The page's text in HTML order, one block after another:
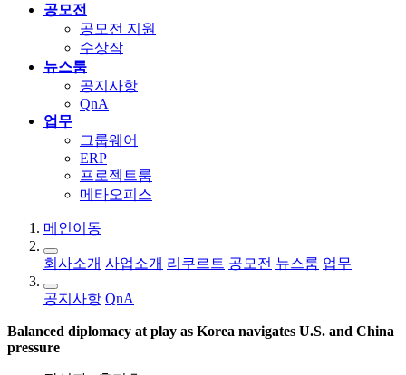
공모전
공모전 지원
수상작
뉴스룸
공지사항
QnA
업무
그룹웨어
ERP
프로젝트룸
메타오피스
메인이동
회사소개 사업소개 리쿠르트 공모전 뉴스룸 업무
공지사항 QnA
Balanced diplomacy at play as Korea navigates U.S. and China
pressure